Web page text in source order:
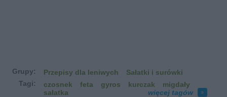
Grupy: Przepisy dla leniwych
Sałatki i surówki
Tagi:
czosnek feta gyros kurczak
migdały
sałatka
więcej tagów